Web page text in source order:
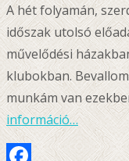
A hét folyamán,
időszak utolsó
művelődési
klubokban.
munkám van
információ…